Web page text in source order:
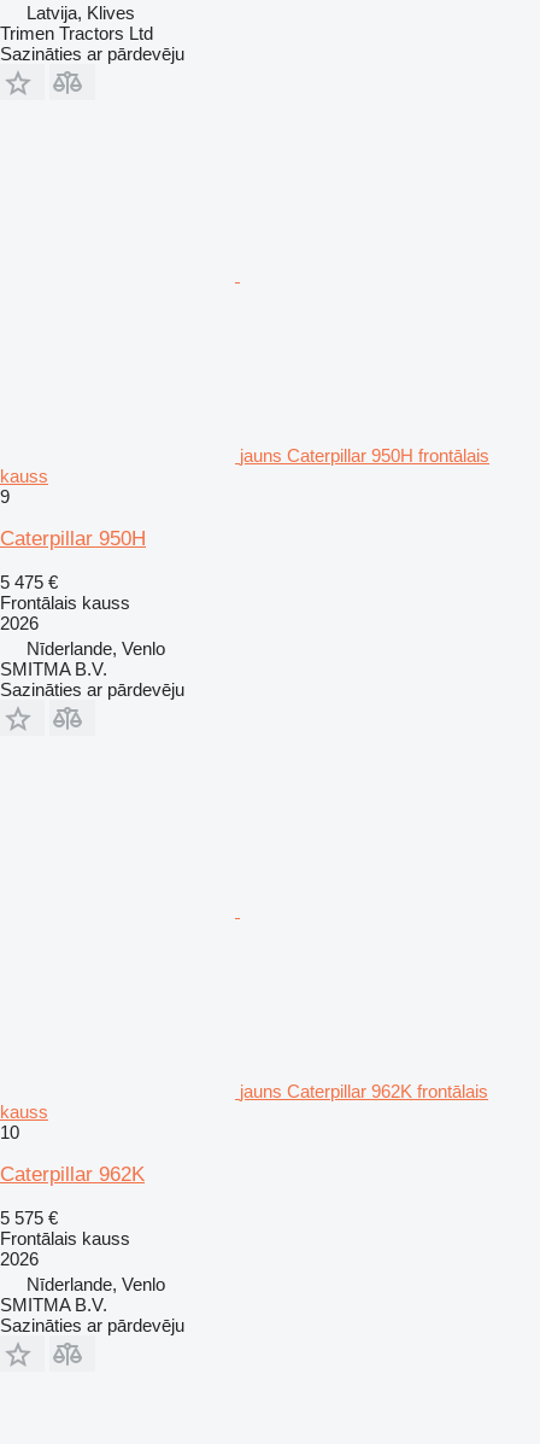
Latvija, Klives
Trimen Tractors Ltd
Sazināties ar pārdevēju
jauns Caterpillar 950H frontālais
kauss
9
Caterpillar 950H
5 475 €
Frontālais kauss
2026
Nīderlande, Venlo
SMITMA B.V.
Sazināties ar pārdevēju
jauns Caterpillar 962K frontālais
kauss
10
Caterpillar 962K
5 575 €
Frontālais kauss
2026
Nīderlande, Venlo
SMITMA B.V.
Sazināties ar pārdevēju